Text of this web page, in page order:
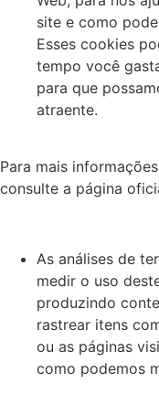
site e como
Esses cookies
tempo você
para que
atraente.
Para mais
consulte a página
As análises de
medir o uso
produzindo
rastrear itens
ou as páginas
como podemos